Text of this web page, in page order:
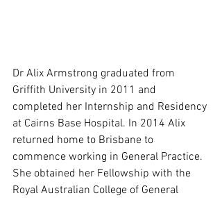
Dr Alix Armstrong graduated from
Griffith University in 2011 and
completed her Internship and Residency
at Cairns Base Hospital. In 2014 Alix
returned home to Brisbane to
commence working in General Practice.
She obtained her Fellowship with the
Royal Australian College of General